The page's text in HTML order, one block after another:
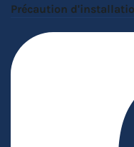
Précaution